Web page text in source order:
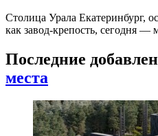
Столица Урала Екатеринбург,
как завод-крепость, сегодня
Последние
места